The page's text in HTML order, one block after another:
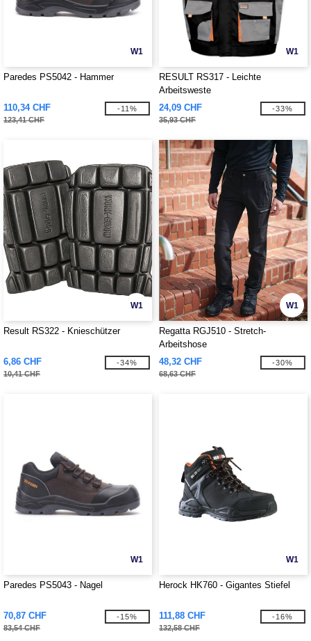
W1
Paredes PS5042 - Hammer
110,34 CHF
123,41 CHF
-11%
W1
RESULT RS317 - Leichte
Arbeitsweste
24,09 CHF
35,93 CHF
-33%
W1
Result RS322 - Knieschützer
6,86 CHF
10,41 CHF
-34%
W1
Regatta RGJ510 - Stretch-
Arbeitshose
48,32 CHF
68,63 CHF
-30%
W1
Paredes PS5043 - Nagel
70,87 CHF
83,54 CHF
-15%
W1
Herock HK760 - Gigantes Stiefel
111,88 CHF
132,58 CHF
-16%